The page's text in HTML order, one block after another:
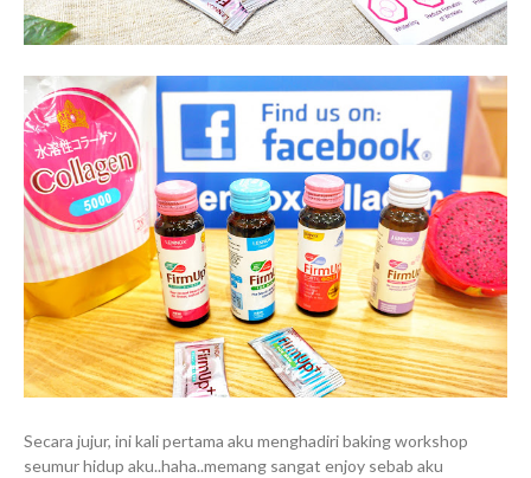
Secara jujur, ini kali pertama aku menghadiri baking workshop
seumur hidup aku..haha..memang sangat enjoy sebab aku